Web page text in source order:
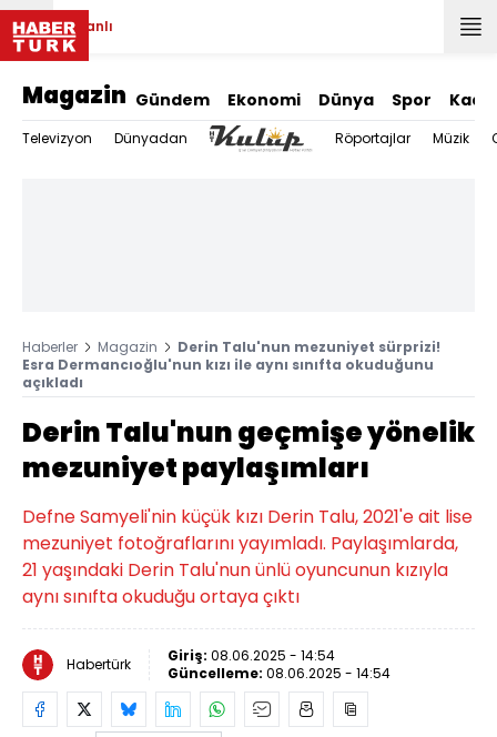
Canlı
Magazin Gündem Ekonomi Dünya Spor
Televizyon Dünyadan Röportajlar Müzik
Haberler Magazin
Derin Talu'nun mezuniyet sürprizi!
Esra Dermancıoğlu'nun kızı ile aynı sınıfta okuduğunu
açıkladı
Derin Talu'nun geçmişe yönelik
mezuniyet paylaşımları
Defne Samyeli'nin küçük kızı Derin Talu, 2021'e ait lise
mezuniyet fotoğraflarını yayımladı. Paylaşımlarda,
21 yaşındaki Derin Talu'nun ünlü oyuncunun kızıyla
aynı sınıfta okuduğu ortaya çıktı
Habertürk Giriş: 08.06.2025 - 14:54
Güncelleme: 08.06.2025 - 14:54